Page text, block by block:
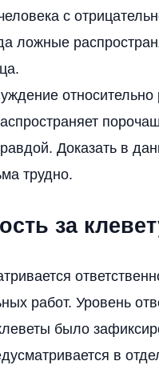
с
ложные
Доказать в
трудно.
за
работ. Уровень
было
в